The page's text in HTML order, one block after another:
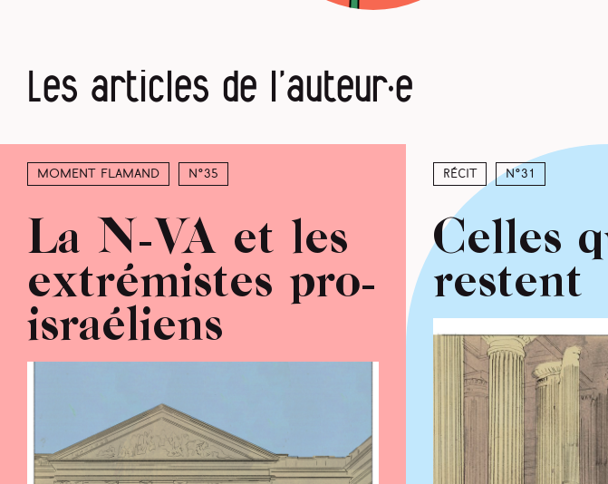
Les articles de l’auteur·e
Moment Flamand N°35
La N-VA et les
extrémistes pro-
israéliens
Récit N°31
Celles
restent